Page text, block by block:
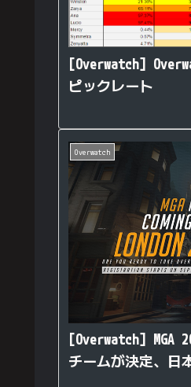
[Overwatch]
ピックレート
Overwatch
[Overwatch] MGA
チームが決定、日